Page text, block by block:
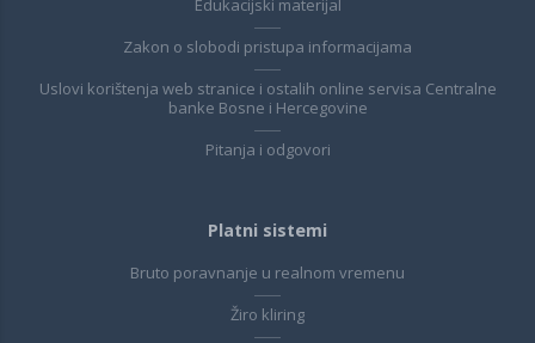
Zakon o slobodi pristupa informacijama
Uslovi korištenja web stranice i ostalih online servisa Centralne
banke Bosne i Hercegovine
Pitanja i odgovori
Platni sistemi
Bruto poravnanje u realnom vremenu
Žiro kliring